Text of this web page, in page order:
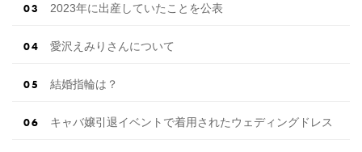
2023年に出産していたことを公表
愛沢えみりさんについて
結婚指輪は？
キャバ嬢引退イベントで着用されたウェディングドレス